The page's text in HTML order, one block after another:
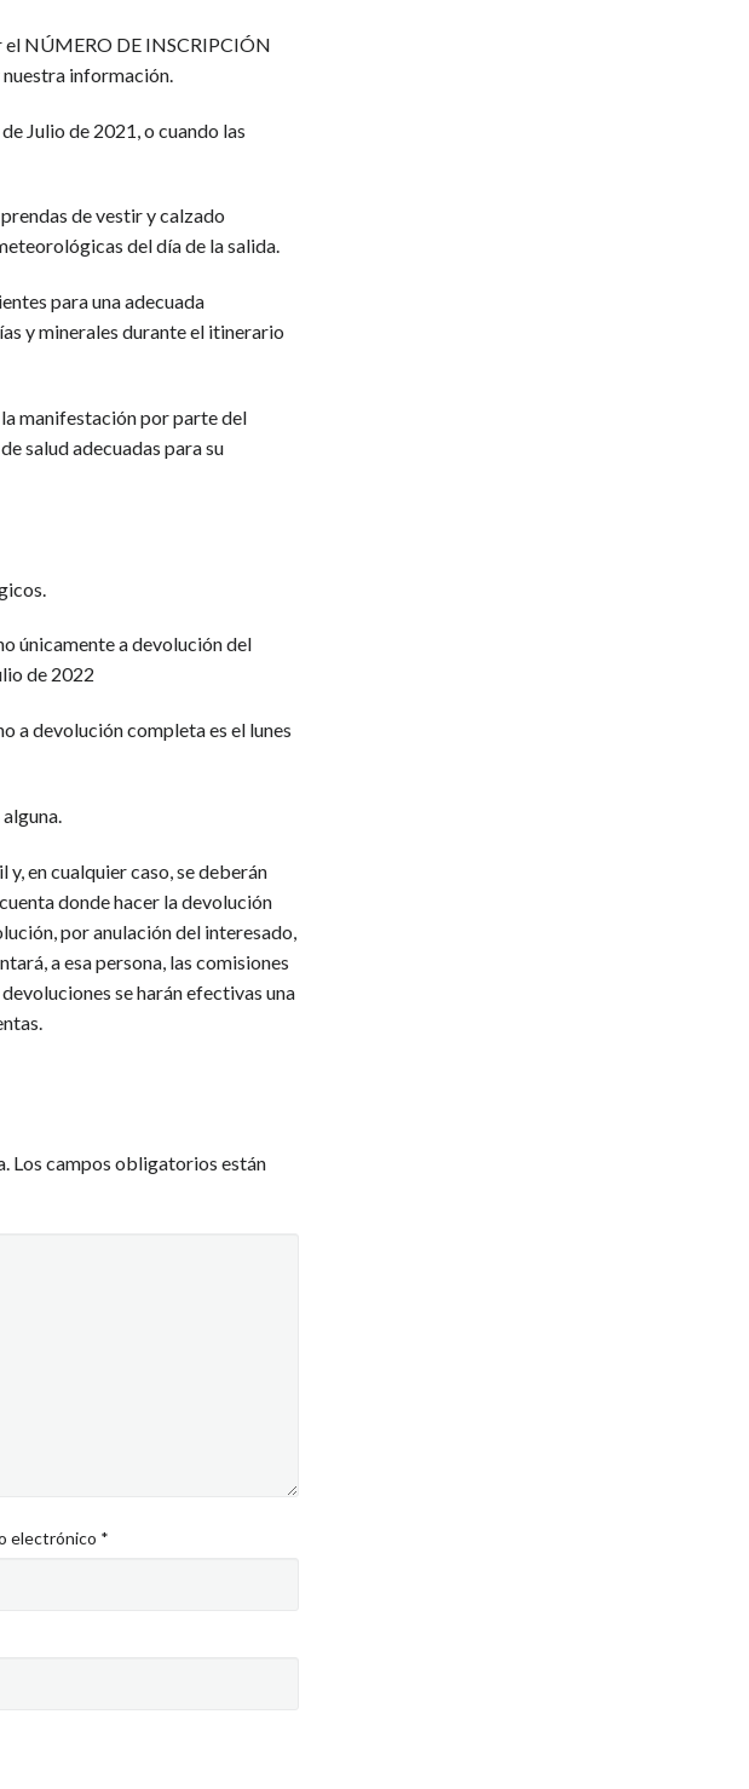
el NÚMERO DE INSCRIPCIÓN
información.
Julio de 2021, o cuando las
de vestir y calzado
del día de la salida.
para una adecuada
y minerales durante el itinerario
manifestación por parte del
salud adecuadas para su
únicamente a devolución del
de 2022
a devolución completa es el lunes
en cualquier caso, se deberán
donde hacer la devolución
por anulación del interesado,
a esa persona, las comisiones
se harán efectivas una
Los campos obligatorios están
electrónico *